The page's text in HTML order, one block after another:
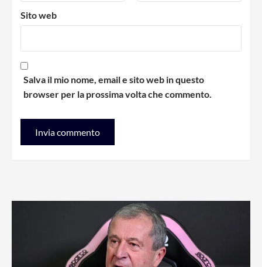
Sito web
Salva il mio nome, email e sito web in questo
browser per la prossima volta che commento.